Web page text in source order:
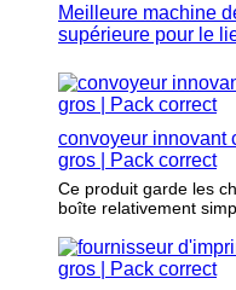
Meilleure machine
supérieure pour le
convoyeur innovant
gros | Pack correct
Ce produit garde les
boîte relativement